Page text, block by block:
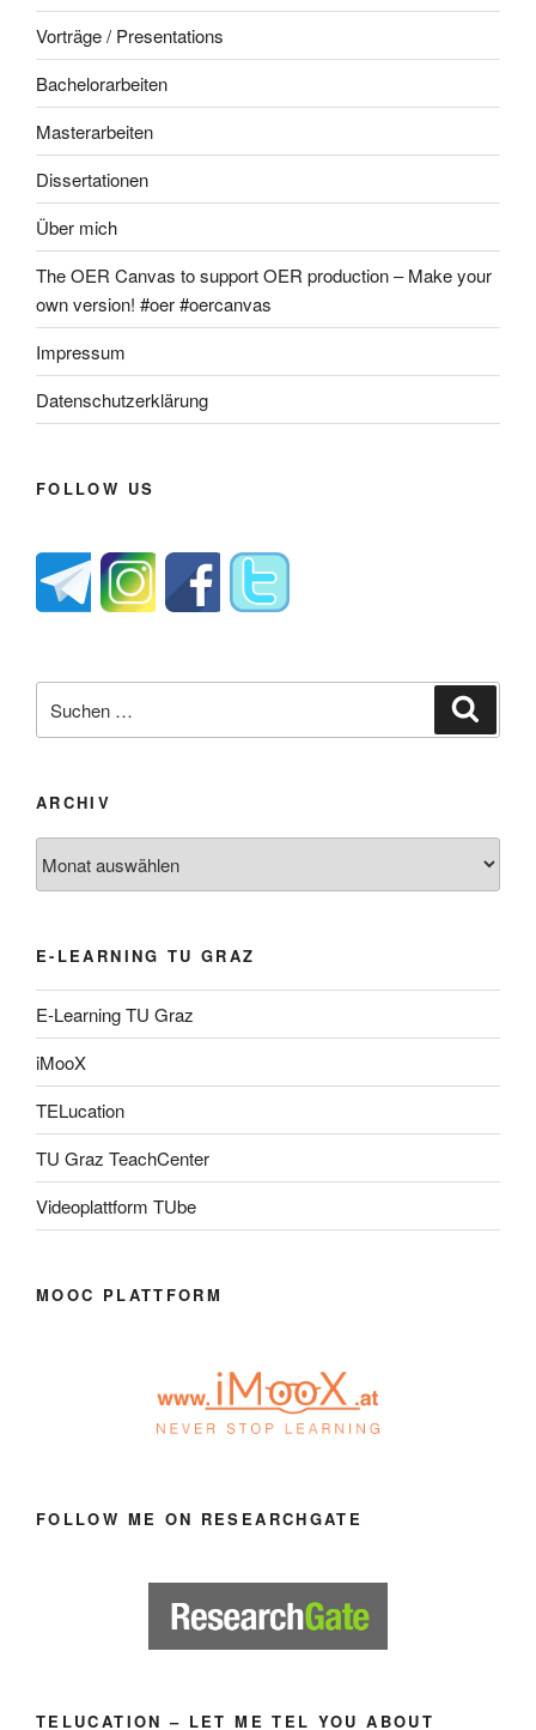
Vorträge / Presentations
Bachelorarbeiten
Masterarbeiten
Dissertationen
Über mich
The OER Canvas to support OER production – Make your
own version! #oer #oercanvas
Impressum
Datenschutzerklärung
FOLLOW US
nach:
ARCHIV
E-LEARNING TU GRAZ
E-Learning TU Graz
iMooX
TELucation
TU Graz TeachCenter
Videoplattform TUbe
MOOC PLATTFORM
FOLLOW ME ON RESEARCHGATE
TELUCATION – LET ME TEL YOU ABOUT